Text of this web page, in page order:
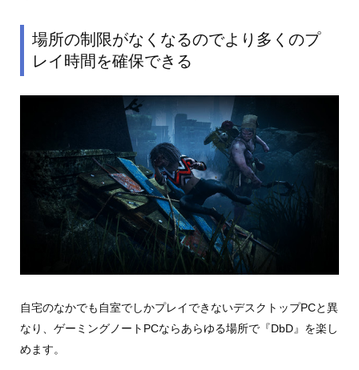
場所の制限がなくなるのでより多くのプ
レイ時間を確保できる
自宅のなかでも自室でしかプレイできないデスクトップPCと異
なり、ゲーミングノートPCならあらゆる場所で『DbD』を楽し
めます。